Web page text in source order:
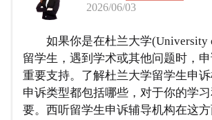
2026/06/03
如果你是在杜兰大学(University
留学生，遇到学术或其他问题时，
重要支持。了解杜兰大学留学生申诉
申诉类型都包括哪些，对于你的学
要。西听留学生申诉辅导机构在这